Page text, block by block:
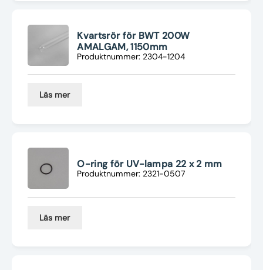
Kvartsrör för BWT 200W
AMALGAM, 1150mm
Produktnummer: 2304-1204
Läs mer
O-ring för UV-lampa 22 x 2 mm
Produktnummer: 2321-0507
Läs mer